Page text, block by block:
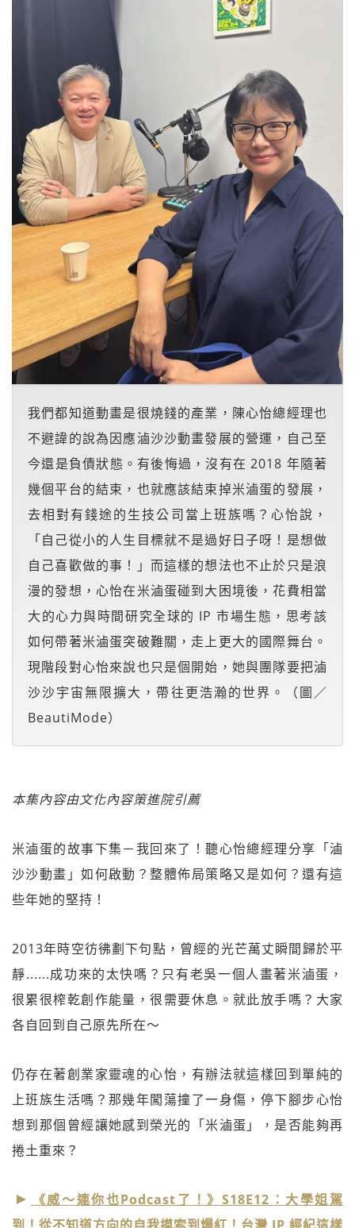
我們都知道動畫是很燒錢的產業，陳心怡總經理也
不避諱的說為因應滷沙沙動畫發展的營運，自己至
今還是負債狀態。有後悔過，沒有在 2018 年隨著
幾個平台的結束，也就應該結束掉米滷蛋的發展，
去相對有錢途的生技公司當上班族嗎？心怡說，
「自己從小的人生目標就不是過好日子呀！是想做
自己喜歡做的事！」而這樣的想法也不止於只是浪
漫的發想，心怡在米滷蛋碰到大困境後，花費相當
大的心力與時間研究全球的 IP 市場生態，思考該
如何帶著米滷蛋突破難關，走上更大的國際舞台。
現階段對心怡來說也只是個開始，她與團隊要把滷
沙沙宇宙無限擴大，帶往更浩瀚的世界。（圖／
BeautiMode）
本集內容由文化內容策進院引薦
米滷蛋的故事下集－我回來了！聽心怡總經理分享「滷
沙沙動畫」如何啟動？整體佈局策略又是如何？還有這
些年她的堅持！
2013年時空彷彿劃下句點，曾經的光芒萬丈瞬間歸於平
靜......成功來的太快嗎？只有老吳一個人畫著米滷蛋，
很累很榨乾創作能量，很需要休息。就此放手嗎？大家
各自回到自己原先所在～
仍存在著創業家靈魂的心怡，有辦法就這樣回到單純的
上班族生活嗎？那幾年闖蕩撞了一身傷，停下腳步心怡
想到那個曾經讓她感到榮光的「米滷蛋」，是否能夠再
捲土重來？
《威～連你也Podcast了！》S18E12：大學姐駕